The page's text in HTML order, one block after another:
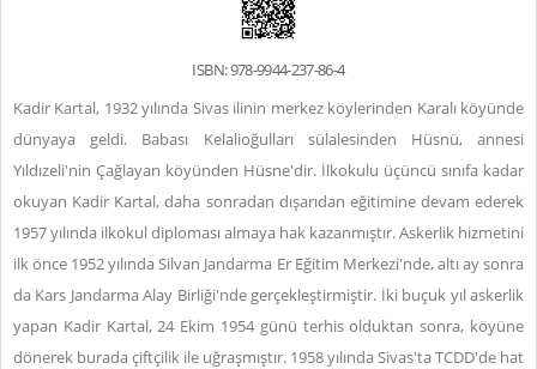
ISBN: 978-9944-237-86-4
Kadir Kartal, 1932 yılında Sivas ilinin merkez köylerinden Karalı köyünde
dünyaya geldi. Babası Kelalioğulları sülalesinden Hüsnü, annesi
Yıldızeli'nin Çağlayan köyünden Hüsne'dir. İlkokulu üçüncü sınıfa kadar
okuyan Kadir Kartal, daha sonradan dışarıdan eğitimine devam ederek
1957 yılında ilkokul diploması almaya hak kazanmıştır. Askerlik hizmetini
ilk önce 1952 yılında Silvan Jandarma Er Eğitim Merkezi'nde, altı ay sonra
da Kars Jandarma Alay Birliği'nde gerçekleştirmiştir. İki buçuk yıl askerlik
yapan Kadir Kartal, 24 Ekim 1954 günü terhis olduktan sonra, köyüne
dönerek burada çiftçilik ile uğraşmıştır. 1958 yılında Sivas'ta TCDD'de hat